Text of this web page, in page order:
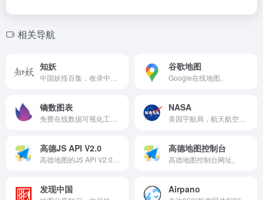
相关导航
知妖 谷歌地图
Google在线地图。
镝数图表 NASA
高德JS API V2.0 高德地图控制台
高德地图控制台网址。
发现中国 Airpano